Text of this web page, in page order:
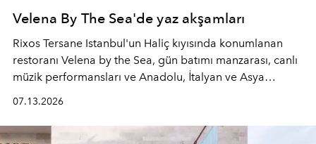
Velena By The Sea'de yaz akşamları
Rixos Tersane Istanbul'un Haliç kıyısında konumlanan
restoranı Velena by the Sea, gün batımı manzarası, canlı
müzik performansları ve Anadolu, İtalyan ve Asya
devam ediyor.
07.13.2026